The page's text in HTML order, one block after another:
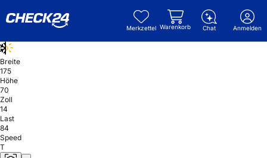
Merkzettel Warenkorb Chat Anmelden
Breite
175
Höhe
70
Zoll
14
Last
84
Speed
T